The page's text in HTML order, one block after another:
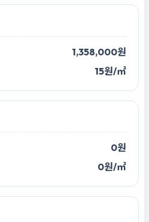
1,358,000원
15원/㎡
0원
0원/㎡